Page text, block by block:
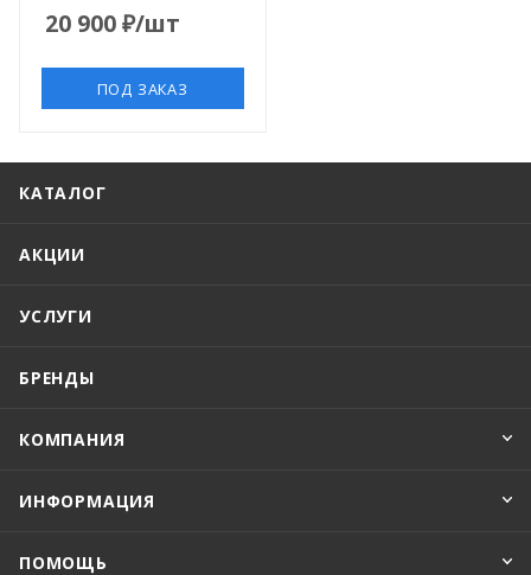
20 900₽/шт
ПОД ЗАКАЗ
КАТАЛОГ
АКЦИИ
УСЛУГИ
БРЕНДЫ
КОМПАНИЯ
ИНФОРМАЦИЯ
ПОМОЩЬ